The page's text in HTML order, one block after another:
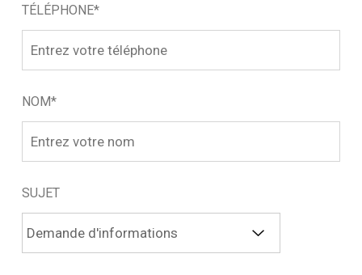
TÉLÉPHONE*
NOM*
SUJET